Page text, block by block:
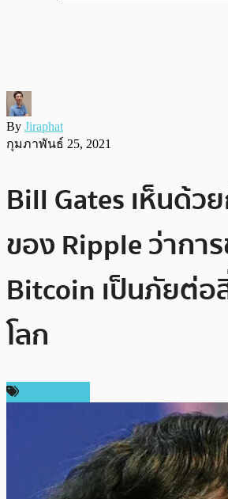
By Jiraphat
กุมภาพันธ์ 25, 2021
Bill Gates เห็นด้ว
ของ Ripple ว่ากา
Bitcoin เป็นภัยต่อ
โลก